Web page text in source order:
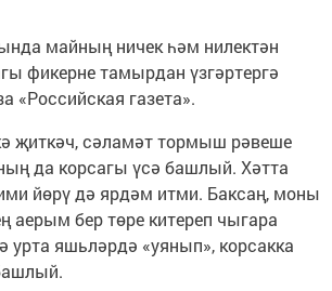
майның ничек һәм нилектән
фикерне тамырдан үзгәртергә
«Российская газета».
җиткәч, сәламәт тормыш рәвеше
да корсагы үсә башлый. Хәтта
йөрү дә ярдәм итми. Баксаң, моны
аерым бер төре китереп чыгара
урта яшьләрдә «уянып», корсакка